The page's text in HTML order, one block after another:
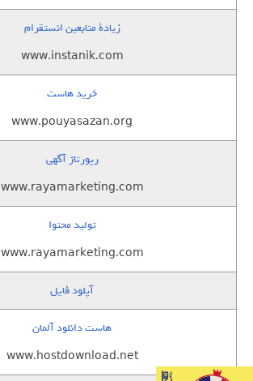
زيادة متابعين انستقرام
www.instanik.com
خرید هاست
www.pouyasazan.org
رپورتاژ آگهی
www.rayamarketing.com
تولید محتوا
www.rayamarketing.com
آپلود فایل
هاست دانلود آلمان
www.hostdownload.net